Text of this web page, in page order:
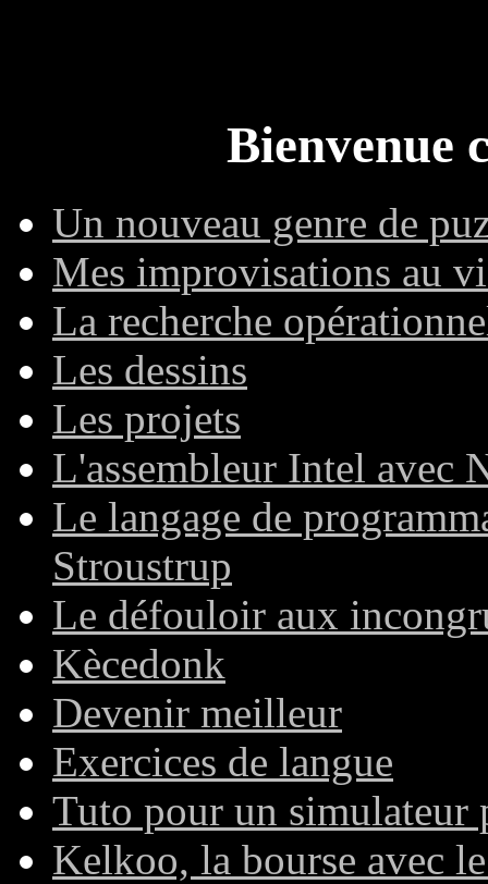
Bienvenue
Un nouveau genre de
Mes improvisations au
La recherche
Les dessins
Les projets
L'assembleur Intel avec
Le langage de
Stroustrup
Le défouloir aux
Kècedonk
Devenir meilleur
Exercices de langue
Tuto pour un simulateur
Kelkoo, la bourse avec